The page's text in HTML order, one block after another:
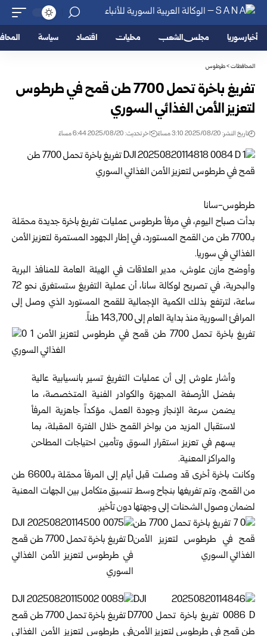
أخبار سوريا مجلس الشعب محليات اقتصاد سياسة
المحافظات>طرطوس
تفريغ باخرة تحمل 7700 طن قمح في طرطوس
لتعزيز الأمن الغذائي السوري
تاريخ النشر: 2025/08/20 3:10 مساءً اخر تحديث: 2025/08/20 6:44 مساءً
طرطوس-سانا
بدأت صباح اليوم، في مرفأ طرطوس عمليات تفريغ باخرة جديدة محمّلة
بـ7700 طن من القمح المستورد، في إطار الجهود المستمرة لتعزيز الأمن
الغذائي في سوريا.
وأوضح مازن علوش، مدير العلاقات في الهيئة العامة للمنافذ البرية
والبحرية، في تصريح لوكالة سانا، أن عملية التفريغ ستستغرق نحو 72
ساعة، لترتفع بذلك الكمية الإجمالية للقمح المستورد الذي وصل إلى
المرافئ السورية منذ بداية العام إلى 143,700 طناً.
وأشار علوش إلى أن عمليات التفريغ تسير بانسيابية عالية
بفضل الأرصفة المجهزة والكوادر الفنية المتخصصة، ما
يضمن سرعة الإنجاز وجودة العمل، مؤكداً جاهزية المرفأ
لاستقبال المزيد من بواخر القمح خلال الفترة المقبلة، بما
يسهم في تعزيز استقرار السوق وتأمين احتياجات المطاحن
والمراكز المعنية.
وكانت باخرة أخرى قد وصلت قبل أيام إلى المرفأ محمّلة بـ6600 طن
من القمح، وتم تفريغها بنجاح وسط تنسيق متكامل بين الجهات المعنية
لضمان وصول الشحنات إلى وجهتها دون تأخير.